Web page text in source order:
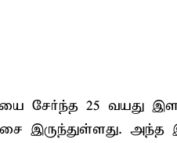
சேர்ந்த 25 வயது
இருந்துள்ளது. அந்த